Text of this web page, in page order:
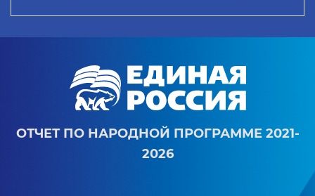
ОТЧЕТ ПО НАРОДНОЙ ПРОГРАММЕ 2021-
2026